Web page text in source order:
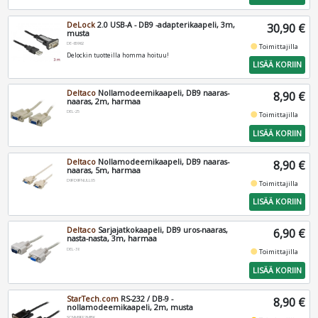
DeLock 2.0 USB-A - DB9 -adapterikaapeli, 3m,
musta
DE-65962
Delockin tuotteilla homma hoituu!
30,90 €
fiber_manual_recordToimittajilla
LISÄÄ KORIIN
Deltaco Nollamodeemikaapeli, DB9 naaras-
naaras, 2m, harmaa
DEL-25
8,90 €
fiber_manual_recordToimittajilla
LISÄÄ KORIIN
Deltaco Nollamodeemikaapeli, DB9 naaras-
naaras, 5m, harmaa
D9FD9FNULL05
8,90 €
fiber_manual_recordToimittajilla
LISÄÄ KORIIN
Deltaco Sarjajatkokaapeli, DB9 uros-naaras,
nasta-nasta, 3m, harmaa
DEL-38
6,90 €
fiber_manual_recordToimittajilla
LISÄÄ KORIIN
StarTech.com RS-232 / DB-9 -
nollamodeemikaapeli, 2m, musta
8,90 €